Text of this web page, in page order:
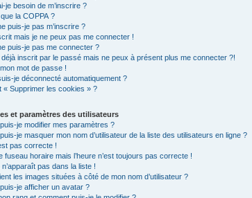
je besoin de m’inscrire ?
la COPPA ?
puis-je pas m’inscrire ?
mais je ne peux pas me connecter !
puis-je pas me connecter ?
déjà inscrit par le passé mais ne peux à présent plus me connecter ?!
mot de passe !
je déconnecté automatiquement ?
« Supprimer les cookies » ?
et paramètres des utilisateurs
je modifier mes paramètres ?
je masquer mon nom d’utilisateur de la liste des utilisateurs en ligne ?
pas correcte !
fuseau horaire mais l’heure n’est toujours pas correcte !
n’apparaît pas dans la liste !
les images situées à côté de mon nom d’utilisateur ?
je afficher un avatar ?